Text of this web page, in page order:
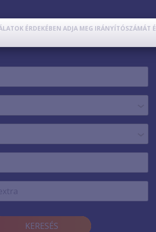
SZERVER
ÉRDEKÉBEN ADJA MEG IRÁNYÍTÓSZÁMÁT
KERESÉS